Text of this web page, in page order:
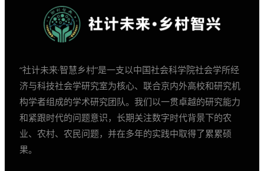
“社计未来·智慧乡村”是一支以中国社会科学院社会学所经
济与科技社会学研究室为核心、联合京内外高校和研究机
构学者组成的学术研究团队。我们以一贯卓越的研究能力
和紧跟时代的问题意识，长期关注数字时代背景下的农
业、农村、农民问题，并在多年的实践中取得了累累硕
果。